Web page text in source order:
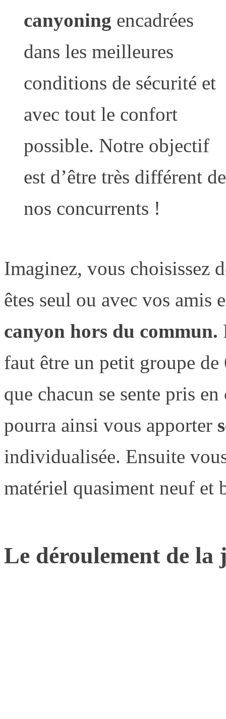
canyoning encadrées
dans les meilleures
conditions de sécurité et
avec tout le confort
possible. Notre objectif
est d’être très différent de
nos concurrents !
Imaginez, vous choisissez
êtes seul ou avec vos amis
canyon hors du commun.
faut être un petit groupe
que chacun se sente pris
pourra ainsi vous apporter
individualisée. Ensuite
matériel quasiment neuf et
Le déroulement de la